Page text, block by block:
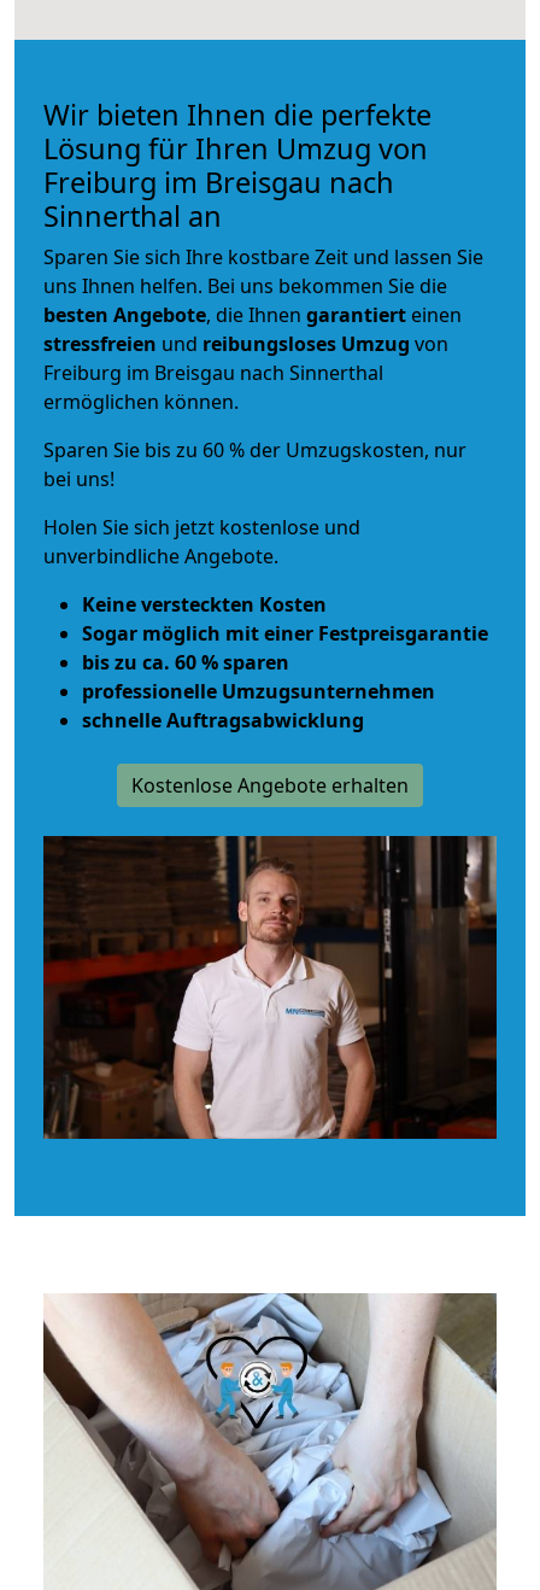
Wir bieten Ihnen die perfekte
Lösung für Ihren Umzug von
Freiburg im Breisgau nach
Sinnerthal an
Sparen Sie sich Ihre kostbare Zeit und lassen Sie
uns Ihnen helfen. Bei uns bekommen Sie die
besten Angebote, die Ihnen garantiert einen
stressfreien und reibungsloses Umzug von
Freiburg im Breisgau nach Sinnerthal
ermöglichen können.
Sparen Sie bis zu 60 % der Umzugskosten, nur
bei uns!
Holen Sie sich jetzt kostenlose und
unverbindliche Angebote.
Keine versteckten Kosten
Sogar möglich mit einer Festpreisgarantie
bis zu ca. 60 % sparen
professionelle Umzugsunternehmen
schnelle Auftragsabwicklung
Kostenlose Angebote erhalten